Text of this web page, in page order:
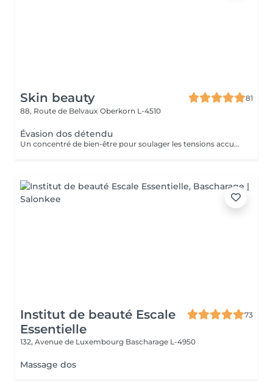
Skin beauty
81
88, Route de Belvaux Oberkorn L-4510
Évasion dos détendu
Un concentré de bien-être pour soulager les tensions accumulées. Ce massage ciblé du dos, de la nuque et des épaules combine des manuvres enveloppantes et profondes pour libérer le stress et apporter une sensation immédiate de légèreté. Idéal pour une pause relaxante en pleine journée.
Institut de beauté Escale
Essentielle
73
132, Avenue de Luxembourg Bascharage L-4950
Massage dos